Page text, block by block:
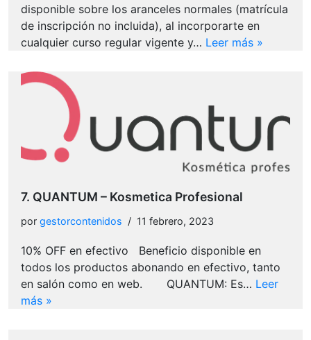
disponible sobre los aranceles normales (matrícula
de inscripción no incluida), al incorporarte en
cualquier curso regular vigente y… Leer más »
7. QUANTUM – Kosmetica Profesional
por gestorcontenidos 11 febrero, 2023
10% OFF en efectivo Beneficio disponible en
todos los productos abonando en efectivo, tanto
en salón como en web. QUANTUM: Es… Leer
más »